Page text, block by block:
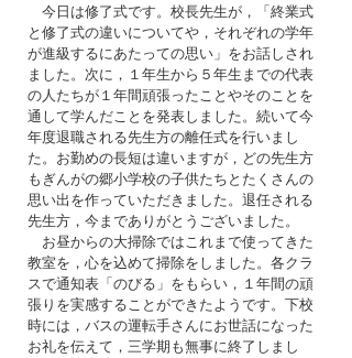
今日は修了式です。校長先生が，「終業式
と修了式の違いについてや，それぞれの学年
が進級するにあたっての思い」をお話しされ
ました。次に，１年生から５年生までの代表
の人たちが１年間頑張ったことやそのことを
通して学んだことを発表しました。続いて今
年度退職される先生方の離任式を行いまし
た。お勤めの長短は違いますが，どの先生方
もぎんがの郷小学校の子供たちとたくさんの
思い出を作っていただきました。退任される
先生方，今までありがとうございました。
お昼からの大掃除ではこれまで使ってきた
教室を，心を込めて掃除をしました。各クラ
スで通知表「のびる」をもらい，１年間の頑
張りを実感することができたようです。下校
時には，バスの運転手さんにお世話になった
お礼を伝えて，三学期も無事に終了しまし